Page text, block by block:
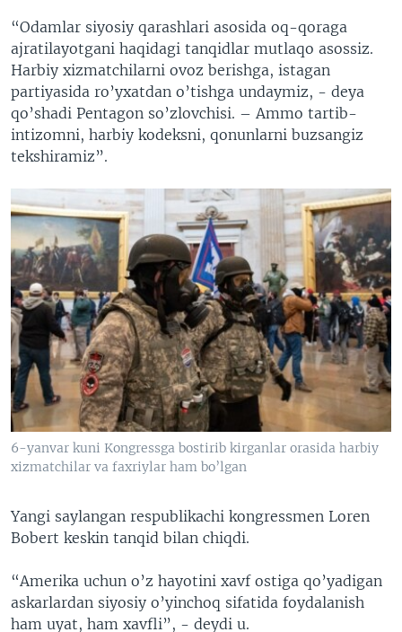
“Odamlar siyosiy qarashlari asosida oq-qoraga
ajratilayotgani haqidagi tanqidlar mutlaqo asossiz.
Harbiy xizmatchilarni ovoz berishga, istagan
partiyasida ro’yxatdan o’tishga undaymiz, - deya
qo’shadi Pentagon so’zlovchisi. – Ammo tartib-
intizomni, harbiy kodeksni, qonunlarni buzsangiz
tekshiramiz”.
6-yanvar kuni Kongressga bostirib kirganlar orasida harbiy
xizmatchilar va faxriylar ham bo’lgan
Yangi saylangan respublikachi kongressmen Loren
Bobert keskin tanqid bilan chiqdi.
“Amerika uchun o’z hayotini xavf ostiga qo’yadigan
askarlardan siyosiy o’yinchoq sifatida foydalanish
ham uyat, ham xavfli”, - deydi u.